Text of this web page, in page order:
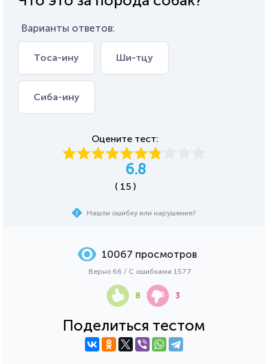
Варианты ответов:
Тоса-ину Ши-тцу
Сиба-ину
Оцените тест:
6.8
( 15 )
Нашли ошибку или нарушение?
Поделиться тестом
10067 просмотров
Верно 66 / С ошибками 1577
8 3